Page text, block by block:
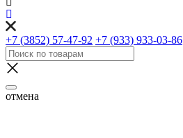
+7 (3852) 57-47-92 +7 (933) 933-03-86
отмена